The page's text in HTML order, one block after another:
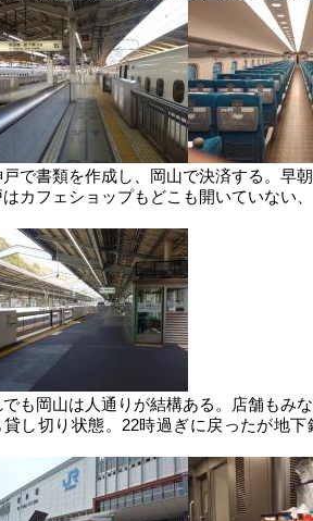
戸で書類を作成し、岡山で決済する。早
カフェショップもどこも開いていない
でも岡山は人通りが結構ある。店舗もみ
貸し切り状態。22時過ぎに戻ったが地